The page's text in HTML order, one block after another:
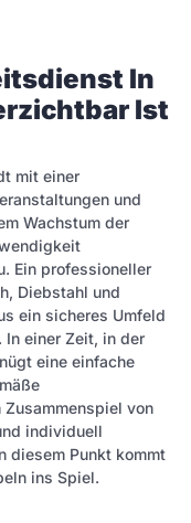
In
Ist
mit einer
und
Wachstum der
Ein professioneller
Diebstahl und
ein sicheres Umfeld
In einer Zeit, in der
eine einfache
von
individuell
diesem Punkt kommt
ins Spiel.